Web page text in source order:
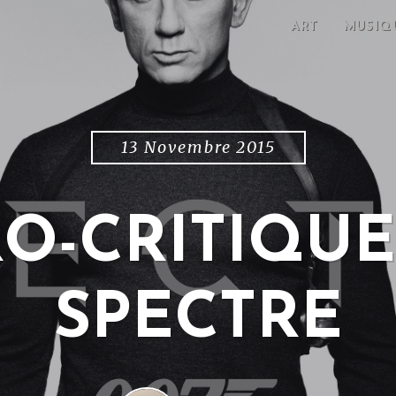
ART
13 Novembre 2015
SPECTRE